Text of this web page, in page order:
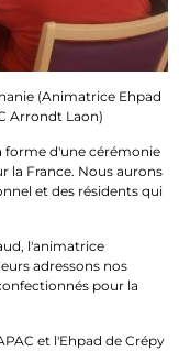
(Animatrice Ehpad
Arrondt Laon)
forme d'une cérémonie
la France. Nous aurons
et des résidents qui
l'animatrice
adressons nos
pour la
et l'Ehpad de Crépy